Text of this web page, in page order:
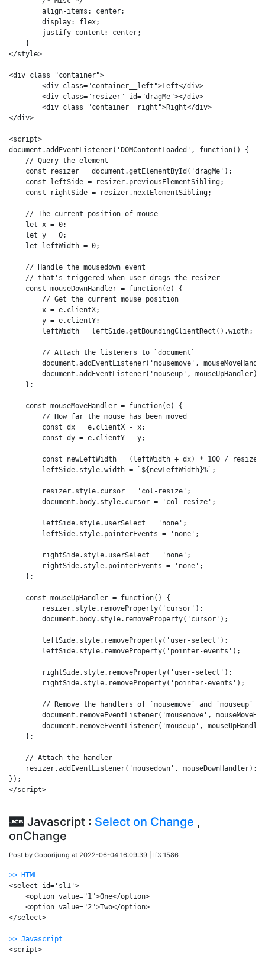
        align-items: center;
        display: flex;
        justify-content: center;
    }
</style>
<div class="container">
        <div class="container__left">Left</div>
        <div class="resizer" id="dragMe"></div>
        <div class="container__right">Right</div>
</div>
<script>
document.addEventListener('DOMContentLoaded', function() {
    // Query the element
    const resizer = document.getElementById('dragMe');
    const leftSide = resizer.previousElementSibling;
    const rightSide = resizer.nextElementSibling;
    // The current position of mouse
    let x = 0;
    let y = 0;
    let leftWidth = 0;
    // Handle the mousedown event
    // that's triggered when user drags the resizer
    const mouseDownHandler = function(e) {
        // Get the current mouse position
        x = e.clientX;
        y = e.clientY;
        leftWidth = leftSide.getBoundingClientRect().width;
        // Attach the listeners to `document`
document.addEventListener('mousemove',
        document.addEventListener('mouseup', mouseUpHandler);
    };
    const mouseMoveHandler = function(e) {
        // How far the mouse has been moved
        const dx = e.clientX - x;
        const dy = e.clientY - y;
const newLeftWidth = (leftWidth + dx) * 100 /
        leftSide.style.width = `${newLeftWidth}%`;
        resizer.style.cursor = 'col-resize';
        document.body.style.cursor = 'col-resize';
        leftSide.style.userSelect = 'none';
        leftSide.style.pointerEvents = 'none';
        rightSide.style.userSelect = 'none';
        rightSide.style.pointerEvents = 'none';
    };
    const mouseUpHandler = function() {
        resizer.style.removeProperty('cursor');
        document.body.style.removeProperty('cursor');
        leftSide.style.removeProperty('user-select');
        leftSide.style.removeProperty('pointer-events');
        rightSide.style.removeProperty('user-select');
        rightSide.style.removeProperty('pointer-events');
        // Remove the handlers of `mousemove` and `mouseup`
document.removeEventListener('mousemove',
document.removeEventListener('mouseup',
    };
    // Attach the handler
    resizer.addEventListener('mousedown', mouseDownHandler);
});
</script>
Javascript : Select on Change ,
onChange
Post by Goborijung at 2022-06-04 16:09:39 | ID: 1586
>> HTML
<select id='sl1'>
    <option value="1">One</option>
    <option value="2">Two</option>
</select>
>> Javascript
<script>